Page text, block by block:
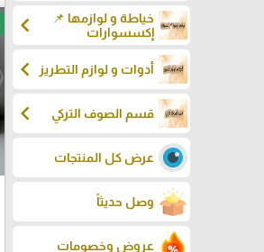
خياطة و لوازمها 📌
إكسسوارات
chevron_left
أدوات و لوازم التطريزchevron_left
قسم الصوف التركي chevron_left
عرض كل المنتجات
وصل حديثاً
عروض وخصومات